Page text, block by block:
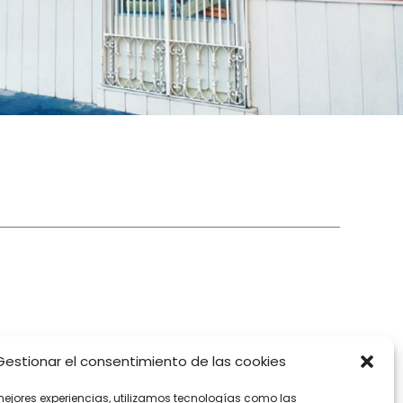
el consentimiento de las cookies
experiencias, utilizamos tecnologías como las